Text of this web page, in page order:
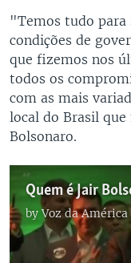
"Temos tudo para
condições de
que fizemos nos
todos os
com as mais
local do Brasil
Bolsonaro.
byVoz da América
No